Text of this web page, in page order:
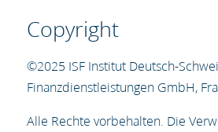
Copyright
©2025 ISF Institut Deutsch-
Finanzdienstleistungen GmbH,
Alle Rechte vorbehalten. Die